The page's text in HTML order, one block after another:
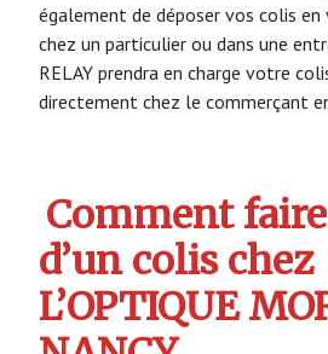
également de déposer vos colis en
chez un particulier ou dans une
RELAY prendra en charge votre
directement chez le commerçant
Comment
d’un colis chez
L’OPTIQUE